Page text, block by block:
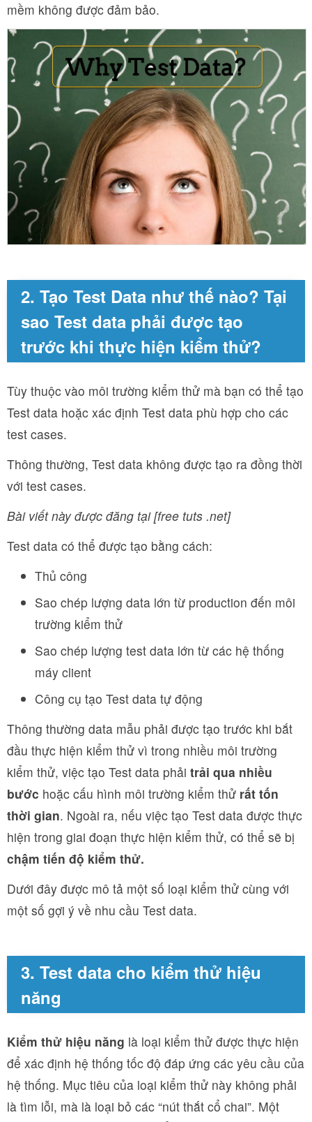
mềm không được đảm bảo.
2. Tạo Test Data như thế nào? Tại
sao Test data phải được tạo
trước khi thực hiện kiểm thử?
Tùy thuộc vào môi trường kiểm thử mà bạn có thể tạo
Test data hoặc xác định Test data phù hợp cho các
test cases.
Thông thường, Test data không được tạo ra đồng thời
với test cases.
Bài viết này được đăng tại [free tuts .net]
Test data có thể được tạo bằng cách:
Thủ công
Sao chép lượng data lớn từ production đến môi
trường kiểm thử
Sao chép lượng test data lớn từ các hệ thống
máy client
Công cụ tạo Test data tự động
Thông thường data mẫu phải được tạo trước khi bắt
đầu thực hiện kiểm thử vì trong nhiều môi trường
kiểm thử, việc tạo Test data phải trải qua nhiều
bước hoặc cấu hình môi trường kiểm thử rất tốn
thời gian. Ngoài ra, nếu việc tạo Test data được thực
hiện trong giai đoạn thực hiện kiểm thử, có thể sẽ bị
chậm tiến độ kiểm thử.
Dưới đây được mô tả một số loại kiểm thử cùng với
một số gợi ý về nhu cầu Test data.
3. Test data cho kiểm thử hiệu
năng
Kiểm thử hiệu năng là loại kiểm thử được thực hiện
để xác định hệ thống tốc độ đáp ứng các yêu cầu của
hệ thống. Mục tiêu của loại kiểm thử này không phải
là tìm lỗi, mà là loại bỏ các “nút thắt cổ chai”. Một